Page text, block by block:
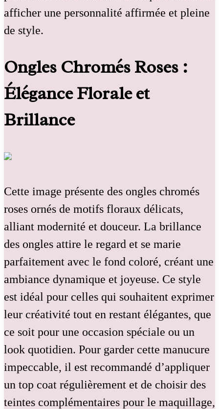
afficher une personnalité affirmée et pleine
de style.
Ongles Chromés Roses :
Élégance Florale et
Brillance
Cette image présente des ongles chromés
roses ornés de motifs floraux délicats,
alliant modernité et douceur. La brillance
des ongles attire le regard et se marie
parfaitement avec le fond coloré, créant une
ambiance dynamique et joyeuse. Ce style
est idéal pour celles qui souhaitent exprimer
leur créativité tout en restant élégantes, que
ce soit pour une occasion spéciale ou un
look quotidien. Pour garder cette manucure
impeccable, il est recommandé d’appliquer
un top coat régulièrement et de choisir des
teintes complémentaires pour le maquillage,